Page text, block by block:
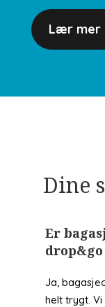
Lær mer
Dine
Er
Ja,
helt trygt.